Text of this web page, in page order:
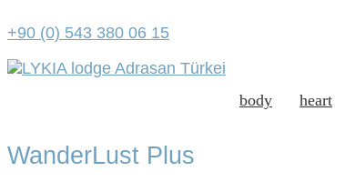
+90 (0) 543 380 06 15
body heart
WanderLust Plus